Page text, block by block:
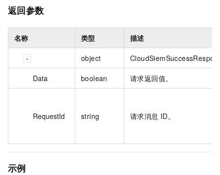
返回参数
名称 类型 描述
object
Data boolean 请求返回值。
RequestId string 请求消息 ID。
示例